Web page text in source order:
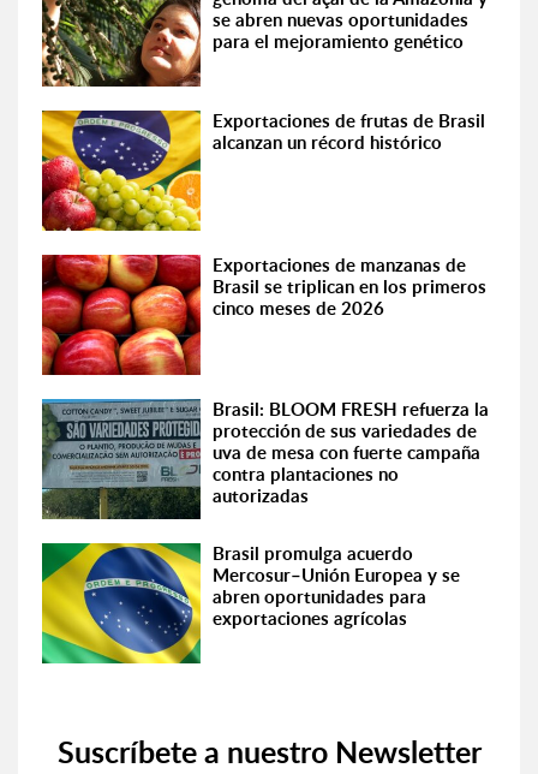
se abren nuevas oportunidades
para el mejoramiento genético
Exportaciones de frutas de Brasil
alcanzan un récord histórico
Exportaciones de manzanas de
Brasil se triplican en los primeros
cinco meses de 2026
Brasil: BLOOM FRESH refuerza la
protección de sus variedades de
uva de mesa con fuerte campaña
contra plantaciones no
autorizadas
Brasil promulga acuerdo
Mercosur–Unión Europea y se
abren oportunidades para
exportaciones agrícolas
Suscríbete a nuestro Newsletter